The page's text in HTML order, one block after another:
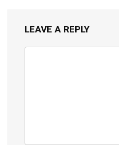
LEAVE A REPLY